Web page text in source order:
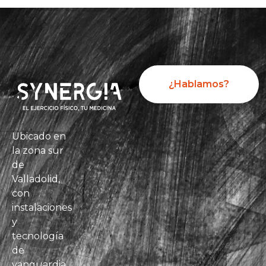
Ubicado en
la zona sur
de
Valladolid,
con
instalaciones
y
tecnología
de
¿Hablamos?